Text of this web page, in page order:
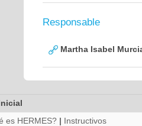
Responsable
Martha Isabel
es HERMES? | Instructivos